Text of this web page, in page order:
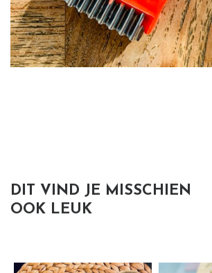
DIT VIND JE MISSCHIEN
OOK LEUK